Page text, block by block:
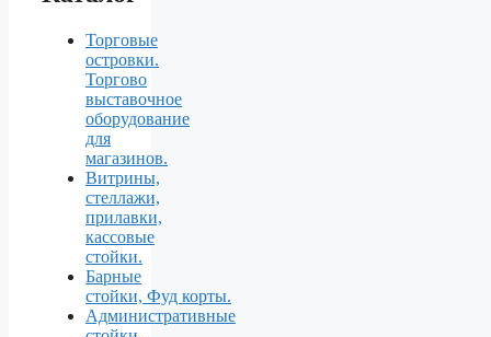
Торговые
островки.
Торгово
выставочное
оборудование
для
магазинов.
Витрины,
стеллажи,
прилавки,
кассовые
стойки.
Барные
стойки, Фуд корты.
Aдминистративные